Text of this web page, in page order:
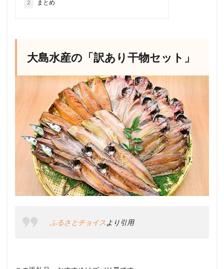
2 まとめ
大島水産の「訳あり干物セット」
ふるさとチョイスより引用